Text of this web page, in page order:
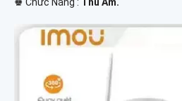
️♚ Chức Năng : Thu Âm.